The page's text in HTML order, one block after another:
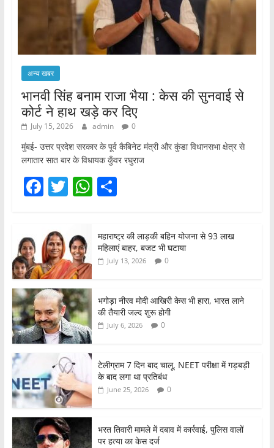
अन्य खबर
भानवी सिंह बनाम राजा भैया : केस की सुनवाई से
कोर्ट ने हाथ खड़े कर दिए
July 15, 2026 admin 0
मुंबई- उत्तर प्रदेश सरकार के पूर्व कैबिनेट मंत्री और कुंडा विधानसभा क्षेत्र से
लगातार सात बार के विधायक कुँवर रघुराज
F
c
e
b
o
o
k
T
er
W
s
A
p
S
ar
e
महाराष्ट्र की लाड़की बहिन योजना से 93 लाख
महिलाएं बाहर, बजट भी घटाया
July 13, 2026 0
भगोड़ा नीरव मोदी आखिरी केस भी हारा, भारत लाने
की तैयारी जल्द शुरू होगी
July 6, 2026 0
टेलीग्राम 7 दिन बाद चालू, NEET परीक्षा में गड़बड़ी
के बाद लगा था प्रतिबंध
June 25, 2026 0
भरत तिवारी मामले में दबाव में कार्रवाई, पुलिस वालों
पर हत्या का केस दर्ज